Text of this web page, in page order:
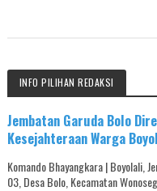
INFO PILIHAN REDAKSI
Jembatan Garuda Bolo
Kesejahteraan Warga
Komando Bhayangkara | Boyolali,
03, Desa Bolo, Kecamatan